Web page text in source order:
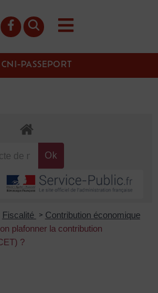
PASSEPORT
Fiscalité > Contribution économique
plafonner la contribution
?